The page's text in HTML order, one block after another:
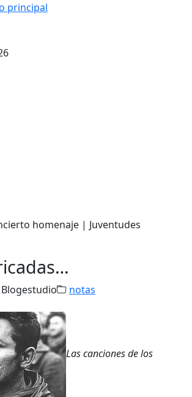
principal
homenaje | Juventudes
Blogestudio notas
Las canciones de los